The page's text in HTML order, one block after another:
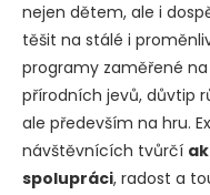
nejen dětem, ale i
těšit na stálé i
programy zaměřené
přírodních jevů, důvtip
ale především na hru.
návštěvnících tvůrčí
spolupráci, radost a